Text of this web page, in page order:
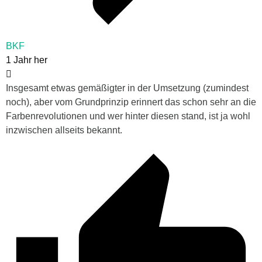
BKF
1 Jahr her
Insgesamt etwas gemäßigter in der Umsetzung (zumindest
noch), aber vom Grundprinzip erinnert das schon sehr an die
Farbenrevolutionen und wer hinter diesen stand, ist ja wohl
inzwischen allseits bekannt.